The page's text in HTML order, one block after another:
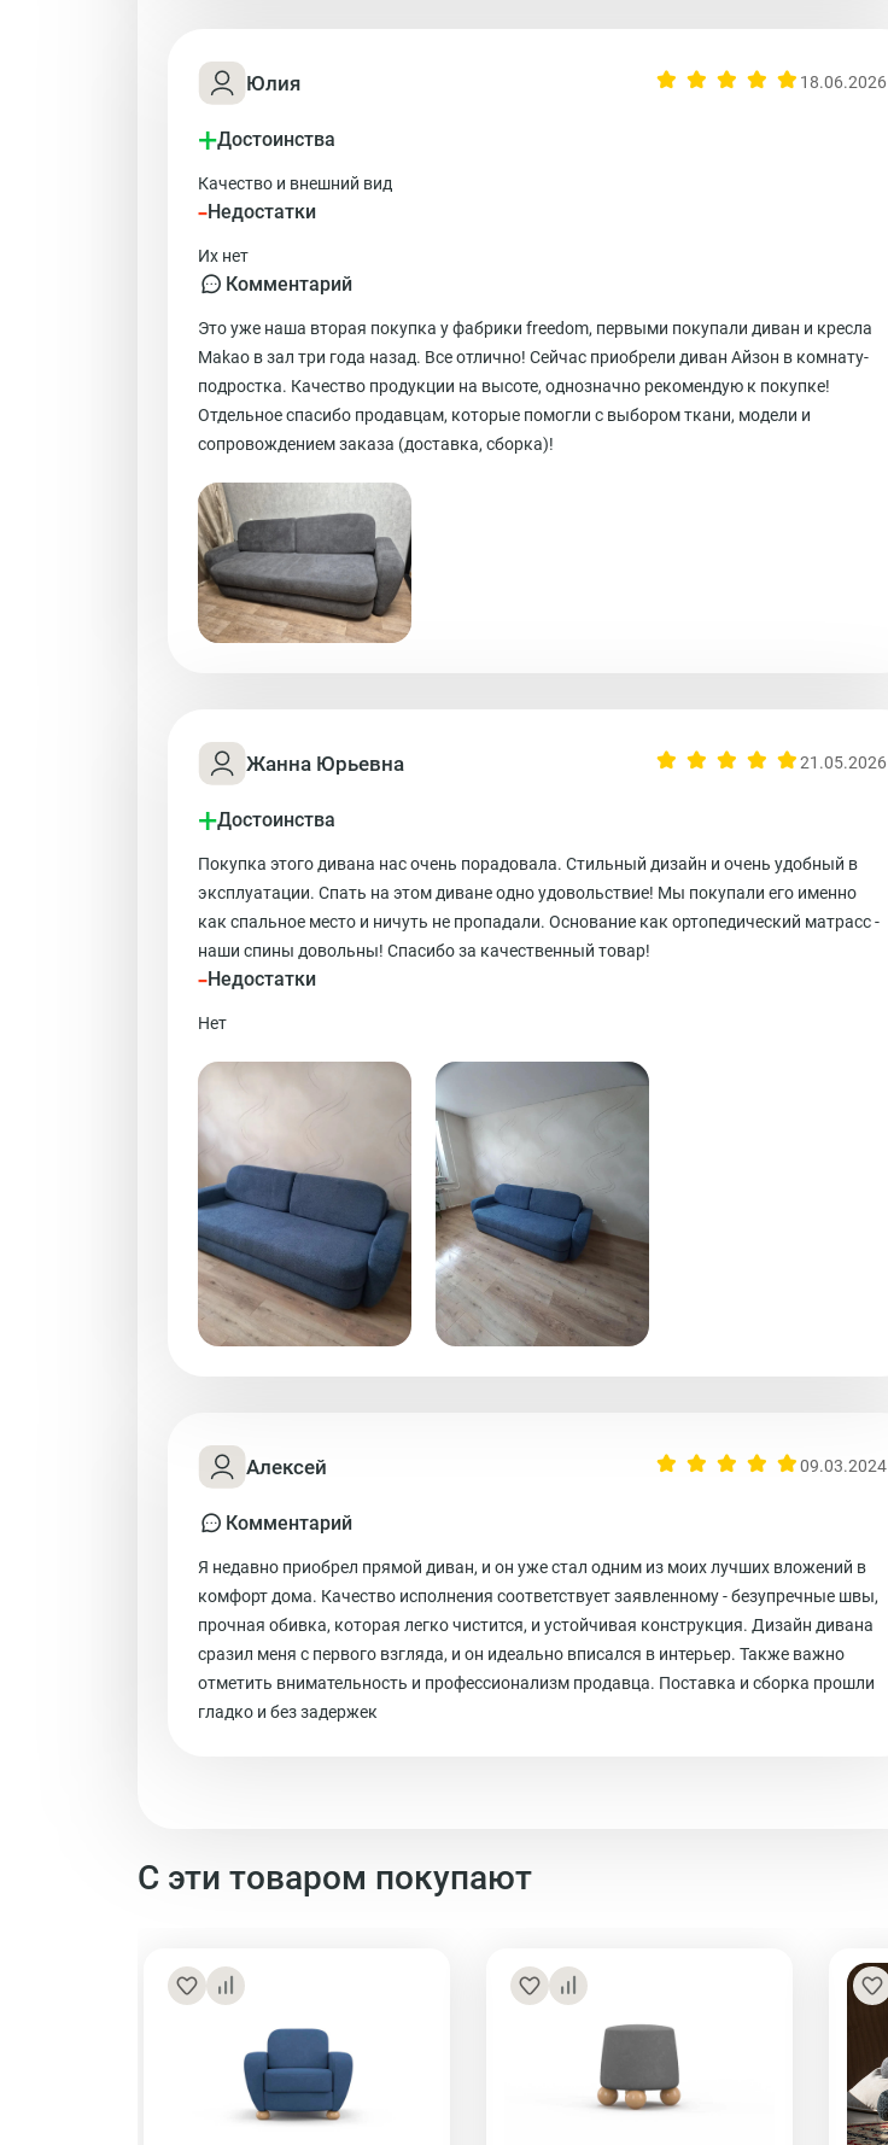
Юлия 18.06.2026
+Достоинства
Качество и внешний вид
-Недостатки
Их нет
Комментарий
Это уже наша вторая покупка у фабрики freedom, первыми покупали диван и кресла
Makao в зал три года назад. Все отлично! Сейчас приобрели диван Айзон в комнату-
подростка. Качество продукции на высоте, однозначно рекомендую к покупке!
Отдельное спасибо продавцам, которые помогли с выбором ткани, модели и
сопровождением заказа (доставка, сборка)!
Жанна Юрьевна 21.05.2026
+Достоинства
Покупка этого дивана нас очень порадовала. Стильный дизайн и очень удобный в
эксплуатации. Спать на этом диване одно удовольствие! Мы покупали его именно
как спальное место и ничуть не пропадали. Основание как ортопедический матрасс -
наши спины довольны! Спасибо за качественный товар!
-Недостатки
Нет
Алексей 09.03.2024
Комментарий
Я недавно приобрел прямой диван, и он уже стал одним из моих лучших вложений в
комфорт дома. Качество исполнения соответствует заявленному - безупречные швы,
прочная обивка, которая легко чистится, и устойчивая конструкция. Дизайн дивана
сразил меня с первого взгляда, и он идеально вписался в интерьер. Также важно
отметить внимательность и профессионализм продавца. Поставка и сборка прошли
гладко и без задержек
С эти товаром покупают